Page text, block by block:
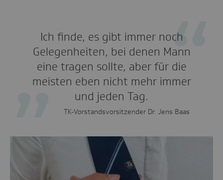
Ich finde, es gibt immer noch
Gelegenheiten, bei denen Mann
eine tragen sollte, aber für die
meisten eben nicht mehr immer
und jeden Tag.
TK-Vorstandsvorsitzender Dr. Jens Baas